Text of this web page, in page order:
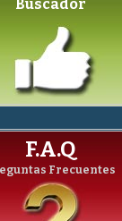
Buscador
F.A.Q
Frecuentes